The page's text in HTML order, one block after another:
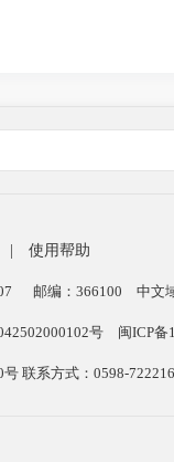
使用帮助
邮编：366100 中文
号 闽ICP备
联系方式：0598-